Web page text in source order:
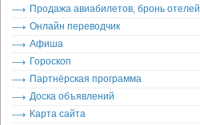
Продажа авиабилетов, бронь отелей
Онлайн переводчик
Афиша
Гороскоп
Партнёрская программа
Доска объявлений
Карта сайта